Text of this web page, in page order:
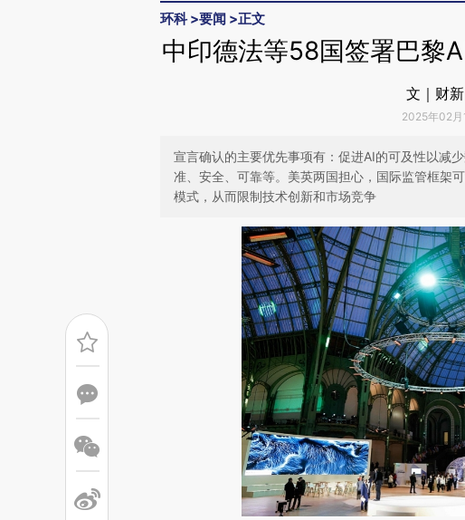
环科>要闻 >正文
中印德法等58国签署巴黎
文｜财
2025年02月
宣言确认的主要优先事项有：促进AI的可及性以减
准、安全、可靠等。美英两国担心，国际监管框架
模式，从而限制技术创新和市场竞争